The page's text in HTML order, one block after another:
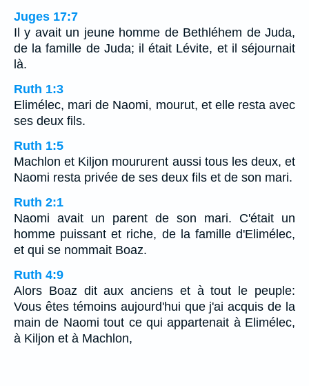
Juges 17:7
Il y avait un jeune homme de Bethléhem de Juda,
de la famille de Juda; il était Lévite, et il séjournait
là.
Ruth 1:3
Elimélec, mari de Naomi, mourut, et elle resta avec
ses deux fils.
Ruth 1:5
Machlon et Kiljon moururent aussi tous les deux, et
Naomi resta privée de ses deux fils et de son mari.
Ruth 2:1
Naomi avait un parent de son mari. C'était un
homme puissant et riche, de la famille d'Elimélec,
et qui se nommait Boaz.
Ruth 4:9
Alors Boaz dit aux anciens et à tout le peuple:
Vous êtes témoins aujourd'hui que j'ai acquis de la
main de Naomi tout ce qui appartenait à Elimélec,
à Kiljon et à Machlon,